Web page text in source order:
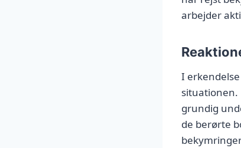
arbejder
I
grundig
de berørte